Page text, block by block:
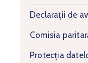
Declarații de
Comisia
Protecția